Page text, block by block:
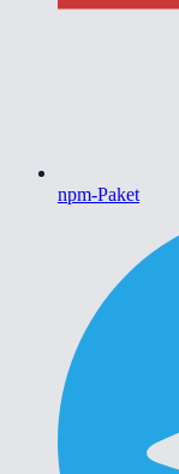
npm-Paket